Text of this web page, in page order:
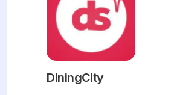
DiningCity